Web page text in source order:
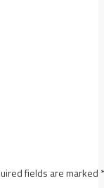
fields are marked *